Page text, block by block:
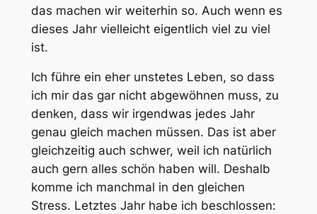
das machen wir weiterhin so. Auch wenn es
dieses Jahr vielleicht eigentlich viel zu viel
ist.
Ich führe ein eher unstetes Leben, so dass
ich mir das gar nicht abgewöhnen muss, zu
denken, dass wir irgendwas jedes Jahr
genau gleich machen müssen. Das ist aber
gleichzeitig auch schwer, weil ich natürlich
auch gern alles schön haben will. Deshalb
komme ich manchmal in den gleichen
Stress. Letztes Jahr habe ich beschlossen: